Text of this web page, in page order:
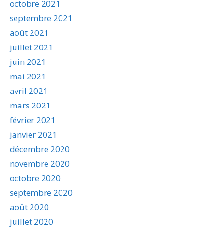
octobre 2021
septembre 2021
août 2021
juillet 2021
juin 2021
mai 2021
avril 2021
mars 2021
février 2021
janvier 2021
décembre 2020
novembre 2020
octobre 2020
septembre 2020
août 2020
juillet 2020